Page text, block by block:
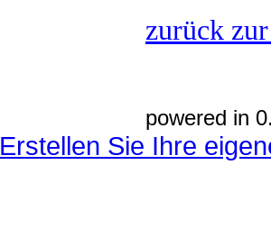
zurück
powered in
Erstellen Sie Ihre